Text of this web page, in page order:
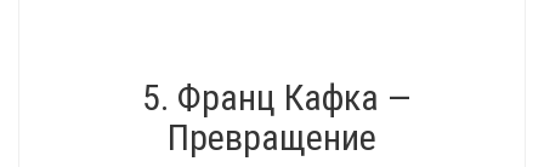
5. Франц Кафка —
Превращение